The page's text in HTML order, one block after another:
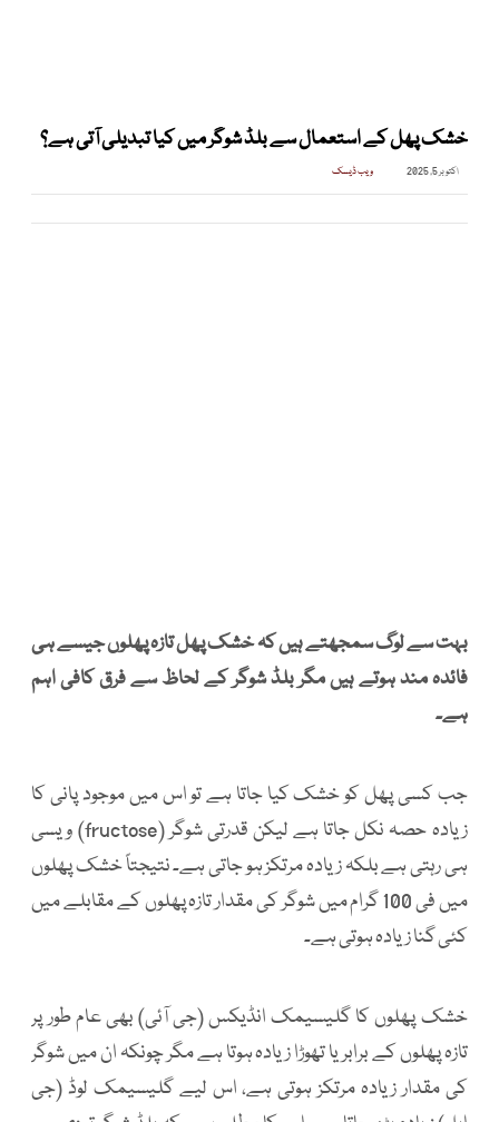
خشک پھل کے استعمال سے بلڈ شوگر میں کیا تبدیلی آتی ہے؟
اکتوبر 5, 2025 ویب ڈیسک
بہت سے لوگ سمجھتے ہیں کہ خشک پھل تازہ پھلوں جیسے ہی
فائدہ مند ہوتے ہیں مگر بلڈ شوگر کے لحاظ سے فرق کافی اہم
ہے۔
جب کسی پھل کو خشک کیا جاتا ہے تو اس میں موجود پانی کا
زیادہ حصہ نکل جاتا ہے لیکن قدرتی شوگر (fructose) ویسی
ہی رہتی ہے بلکہ زیادہ مرتکز ہو جاتی ہے۔ نتیجتاً خشک پھلوں
میں فی 100 گرام میں شوگر کی مقدار تازہ پھلوں کے مقابلے میں
کئی گنا زیادہ ہوتی ہے۔
خشک پھلوں کا گلیسیمک انڈیکس (جی آئی) بھی عام طور پر
تازہ پھلوں کے برابر یا تھوڑا زیادہ ہوتا ہے مگر چونکہ ان میں شوگر
کی مقدار زیادہ مرتکز ہوتی ہے، اس لیے گلیسیمک لوڈ (جی